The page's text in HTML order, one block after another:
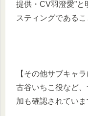
提供・CV羽澄愛”
スティングである
【その他サブキャ
古谷いちこ役など
加も確認されていま